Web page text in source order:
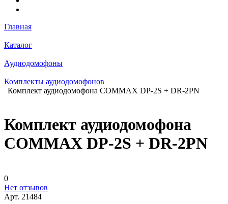
Главная
Каталог
Аудиодомофоны
Комплекты аудиодомофонов
Комплект аудиодомофона COMMAX DP-2S + DR-2PN
Комплект аудиодомофона
COMMAX DP-2S + DR-2PN
0
Нет отзывов
Арт. 21484